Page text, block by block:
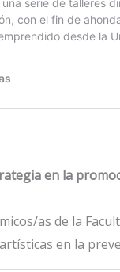
en la
as de la
en la